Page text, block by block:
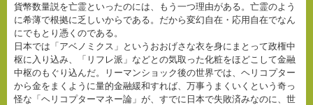
貨幣数量説を亡霊といったのには、もう一つ理由がある。亡霊のよう
に希薄で根拠に乏しいからである。だから変幻自在・応用自在でなん
にでもとり憑くのである。
日本では「アベノミクス」というおおげさな衣を身にまとって政権中
枢に入り込み、「リフレ派」などとの気取った化粧をほどこして金融
中枢のもぐり込んだ。リーマンショック後の世界では、ヘリコプター
から金をまくように量的金融緩和すれば、万事うまくいくという奇っ
怪な「ヘリコプターマネー論」が、すでに日本で失敗済みなのに、世